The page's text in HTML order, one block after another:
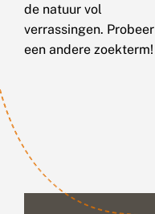
de natuur vol
verrassingen. Probeer
een andere zoekterm!